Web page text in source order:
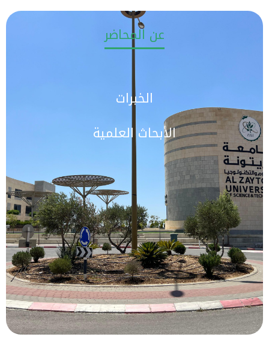
عن المحاضر
الخبرات
الأبحاث العلمية